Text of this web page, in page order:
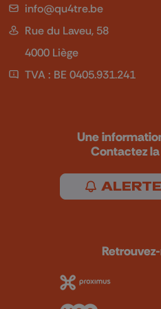
info@qu4tre.be
Rue du Laveu, 58
4000 Liège
TVA : BE 0405.931.241
Une
Contactez